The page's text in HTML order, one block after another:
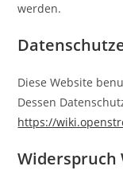
werden.
Diese Website
Dessen
https://
Widerspruch